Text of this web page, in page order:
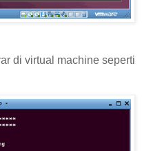
di virtual machine seperti